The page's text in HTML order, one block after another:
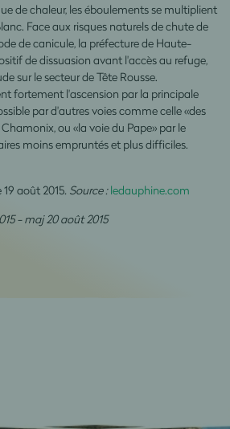
de chaleur, les éboulements se multiplient
Face aux risques naturels de chute de
de canicule, la préfecture de Haute-
de dissuasion avant l'accès au refuge,
sur le secteur de Tête Rousse.
fortement l'ascension par la principale
par d'autres voies comme celle «des
ou «la voie du Pape» par le
moins empruntés et plus difficiles.
août 2015. Source :ledauphine.com
- maj 20 août 2015